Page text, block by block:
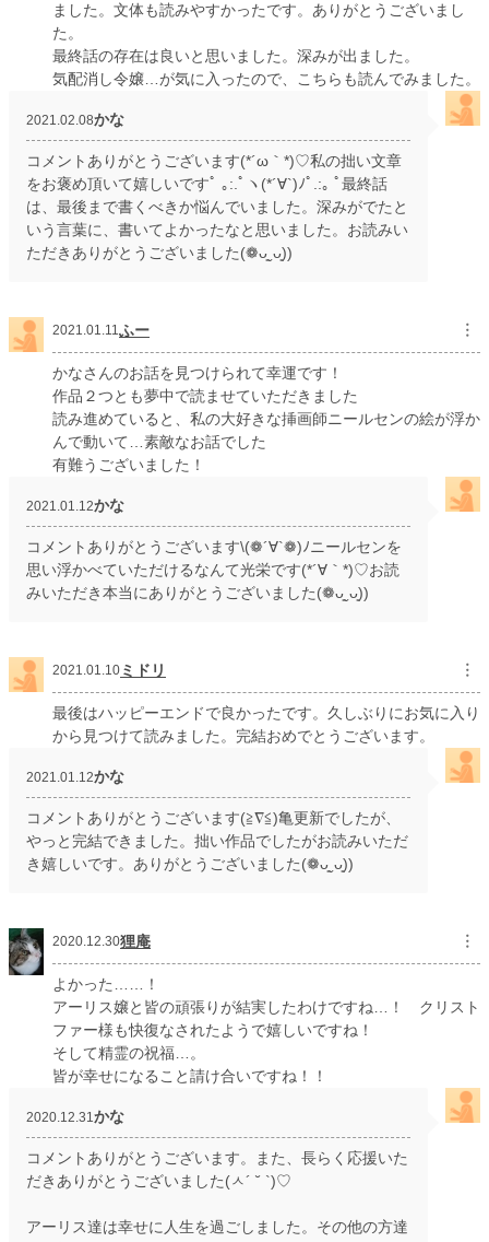
ました。文体も読みやすかったです。ありがとうございまし
た。
最終話の存在は良いと思いました。深みが出ました。
気配消し令嬢…が気に入ったので、こちらも読んでみました。
2021.02.08かな
コメントありがとうございます(*´ω｀*)♡私の拙い文章
をお褒め頂いて嬉しいですﾟ ｡:.ﾟヽ(*´∀`)ﾉﾟ.:｡ ﾟ最終話
は、最後まで書くべきか悩んでいました。深みがでたと
いう言葉に、書いてよかったなと思いました。お読みい
ただきありがとうございました(❁ᴗ͈ˬᴗ͈))
2021.01.11ふー ︙
かなさんのお話を見つけられて幸運です！
作品２つとも夢中で読ませていただきました
読み進めていると、私の大好きな挿画師ニールセンの絵が浮か
んで動いて…素敵なお話でした
有難うございました！
2021.01.12かな
コメントありがとうございます\(❁´∀`❁)ﾉニールセンを
思い浮かべていただけるなんて光栄です(*´∀｀*)♡お読
みいただき本当にありがとうございました(❁ᴗ͈ˬᴗ͈))
2021.01.10 ミドリ ︙
最後はハッピーエンドで良かったです。久しぶりにお気に入り
から見つけて読みました。完結おめでとうございます。
2021.01.12かな
コメントありがとうございます(≧∇≦)亀更新でしたが、
やっと完結できました。拙い作品でしたがお読みいただ
き嬉しいです。ありがとうございました(❁ᴗ͈ˬᴗ͈))
2020.12.30狸庵 ︙
よかった……！
アーリス嬢と皆の頑張りが結実したわけですね…！ クリスト
ファー様も快復なされたようで嬉しいですね！
そして精霊の祝福…。
皆が幸せになること請け合いですね！！
2020.12.31 かな
コメントありがとうございます。また、長らく応援いた
だきありがとうございました(ㅅ´ ˘ `)♡
アーリス達は幸せに人生を過ごしました。その他の方達